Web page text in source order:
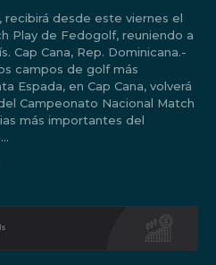
recibirá desde este viernes el
Play de Fedogolf, reuniendo a
campos de golf más
Espada, en Cap Cana, volverá
Campeonato Nacional Match
más importantes del